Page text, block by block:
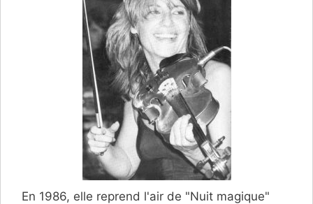
En 1986, elle reprend l'air de "Nuit magique"